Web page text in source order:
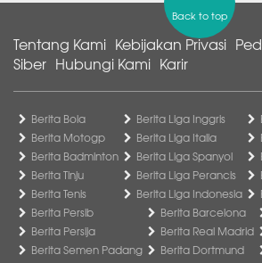
Back to top
Tentang Kami Kebijakan Privasi
Siber Hubungi Kami Karir
Berita Bola
Berita Motogp
Berita Badminton
Berita Tinju
Berita Tenis
Berita Liga Inggris
Berita Liga Italia
Berita Liga Spanyol
Berita Liga Perancis
Berita Liga Indonesia
Berita Persib
Berita Persija
Berita Semen Padang
Berita Barcelona
Berita Real Madrid
Berita Dortmund